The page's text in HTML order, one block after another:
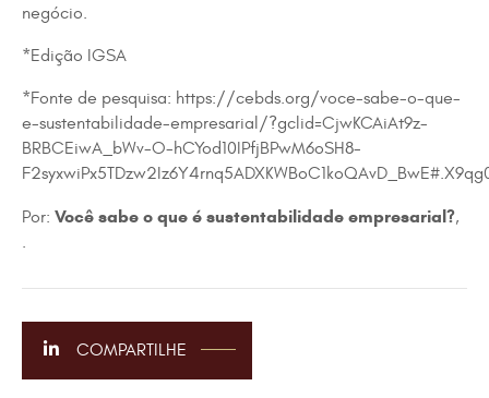
negócio.
*Edição IGSA
*Fonte de pesquisa: https://cebds.org/voce-sabe-o-que-
e-sustentabilidade-empresarial/?gclid=CjwKCAiAt9z-
BRBCEiwA_bWv-O-hCYod10IPfjBPwM6oSH8-
Por: Você sabe o que é sustentabilidade empresarial?,
.
COMPARTILHE